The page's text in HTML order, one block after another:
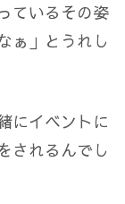
ているその姿
ぁ」とうれし
にイベントに
されるんでし